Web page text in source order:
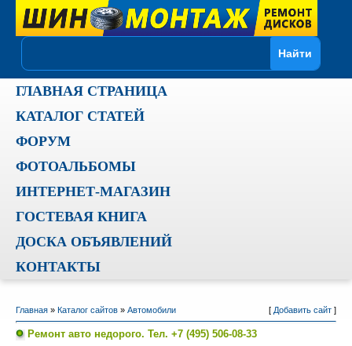
ГЛАВНАЯ СТРАНИЦА
КАТАЛОГ СТАТЕЙ
ФОРУМ
ФОТОАЛЬБОМЫ
ИНТЕРНЕТ-МАГАЗИН
ГОСТЕВАЯ КНИГА
ДОСКА ОБЪЯВЛЕНИЙ
КОНТАКТЫ
Главная» Каталог сайтов» Автомобили [ Добавить сайт]
Ремонт авто недорого. Тел. +7 (495) 506-08-33